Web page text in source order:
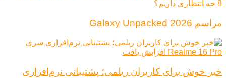
مراسم Galaxy Unpacked 2026
خبر خوش برای کاربران ریلمی؛ پشتیبانی نرم‌افزاری